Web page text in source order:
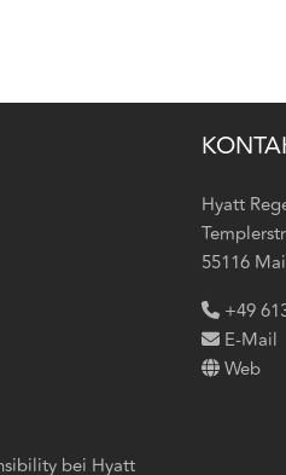
bei Hyatt
Hyatt
55116
+49
E-Mail
Web